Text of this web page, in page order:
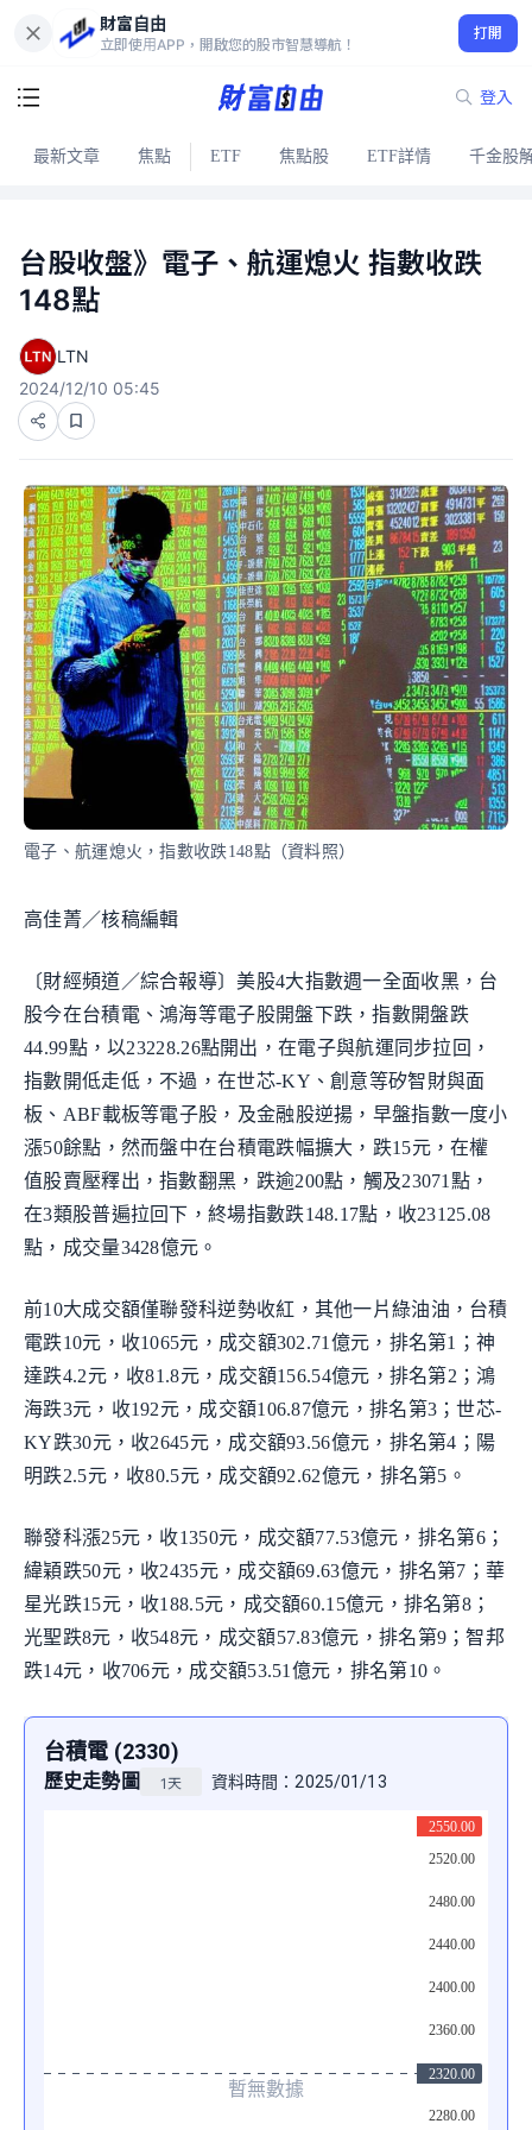
財富自由
立即使用APP，開啟您的股市智慧導航！
打開
登入
最新文章 焦點 ETF 焦點股 ETF詳情 千金股
台股收盤》電子、航運熄火 指數收跌
148點
LTN
2024/12/10 05:45
電子、航運熄火，指數收跌148點（資料照）
高佳菁／核稿編輯
〔財經頻道／綜合報導〕美股4大指數週一全面收黑，台
股今在台積電、鴻海等電子股開盤下跌，指數開盤跌
44.99點，以23228.26點開出，在電子與航運同步拉回，
指數開低走低，不過，在世芯-KY、創意等矽智財與面
板、ABF載板等電子股，及金融股逆揚，早盤指數一度小
漲50餘點，然而盤中在台積電跌幅擴大，跌15元，在權
值股賣壓釋出，指數翻黑，跌逾200點，觸及23071點，
在3類股普遍拉回下，終場指數跌148.17點，收23125.08
點，成交量3428億元。
前10大成交額僅聯發科逆勢收紅，其他一片綠油油，台積
電跌10元，收1065元，成交額302.71億元，排名第1；神
達跌4.2元，收81.8元，成交額156.54億元，排名第2；鴻
海跌3元，收192元，成交額106.87億元，排名第3；世芯-
KY跌30元，收2645元，成交額93.56億元，排名第4；陽
明跌2.5元，收80.5元，成交額92.62億元，排名第5。
聯發科漲25元，收1350元，成交額77.53億元，排名第6；
緯穎跌50元，收2435元，成交額69.63億元，排名第7；華
星光跌15元，收188.5元，成交額60.15億元，排名第8；
光聖跌8元，收548元，成交額57.83億元，排名第9；智邦
跌14元，收706元，成交額53.51億元，排名第10。